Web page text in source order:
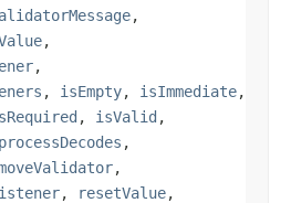
,
,
,
, isEmpty, isImmediate,
, isValid ,
processDecodes ,
,
, resetValue,